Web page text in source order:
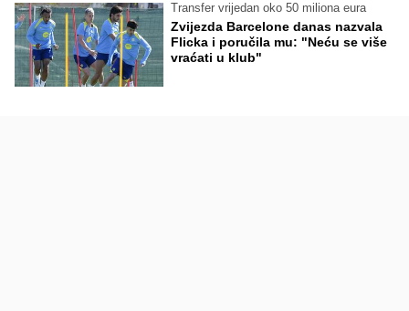
Transfer vrijedan oko 50 miliona eura
Zvijezda Barcelone danas nazvala
Flicka i poručila mu: "Neću se više
vraćati u klub"